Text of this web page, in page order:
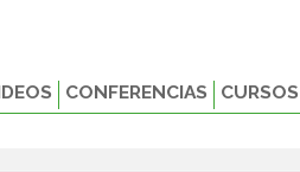
CONFERENCIAS CURSOS